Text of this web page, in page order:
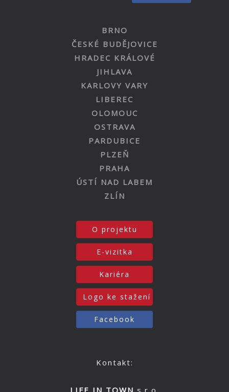
BRNO
ČESKÉ BUDĚJOVICE
HRADEC KRÁLOVÉ
JIHLAVA
KARLOVY VARY
LIBEREC
OLOMOUC
OSTRAVA
PARDUBICE
PLZEŇ
PRAHA
ÚSTÍ NAD LABEM
ZLÍN
O projektu
E-vizitka
Kariéra
Logo ke stažení
Facebook
Kontakt: